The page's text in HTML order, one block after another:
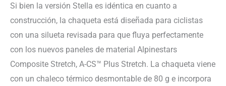
Si bien la versión Stella es idéntica en cuanto a
construcción, la chaqueta está diseñada para ciclistas
con una silueta revisada para que fluya perfectamente
con los nuevos paneles de material Alpinestars
Composite Stretch, A-CS™ Plus Stretch. La chaqueta viene
con un chaleco térmico desmontable de 80 g e incorpora